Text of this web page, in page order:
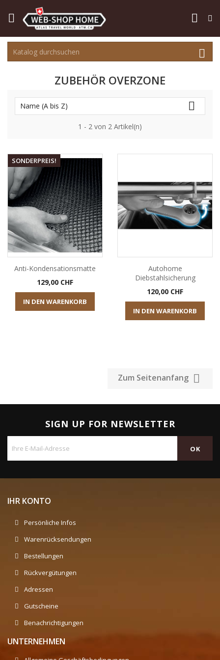
 

ZUBEHÖR OVERZONE
Name (A bis Z) 
1 - 2 von 2 Artikel(n)
SONDERPREIS!
Anti-Kondensationsmatte
Preis
129,00 CHF
IN DEN WARENKORB
Autohome
Diebstahlsicherung
Preis
120,00 CHF
IN DEN WARENKORB
Zum Seitenanfang 
SIGN UP FOR NEWSLETTER
IHR KONTO
Persönliche Infos
Warenrücksendungen
Bestellungen
Rückvergütungen
Adressen
Gutscheine
Benachrichtigungen
UNTERNEHMEN